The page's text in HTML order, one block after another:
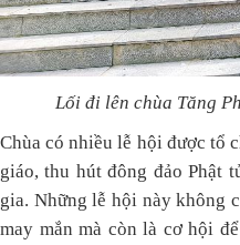
Lối đi lên chùa Tăng
Chùa có nhiều lễ hội được tổ
giáo, thu hút đông đảo Phật
gia. Những lễ hội này không
may mắn mà còn là cơ hội